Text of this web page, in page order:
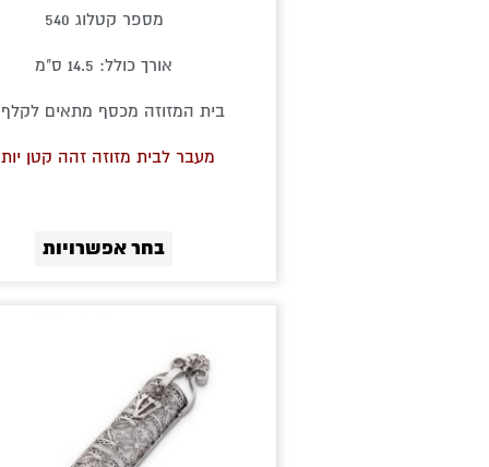
מספר קטלוג 540
אורך כולל: 14.5 ס"מ
בית המזוזה מכסף מתאים לקלף 12
מעבר לבית מזוזה זהה קטן
בחר אפשרויות